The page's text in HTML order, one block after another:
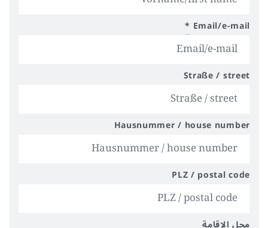
Email/e-mail
*
Straße / street
Hausnummer / house number
PLZ / postal code